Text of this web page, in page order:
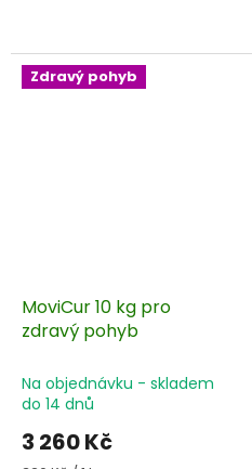
Zdravý pohyb
MoviCur 10 kg pro
zdravý pohyb
Na objednávku - skladem
do 14 dnů
3 260 Kč